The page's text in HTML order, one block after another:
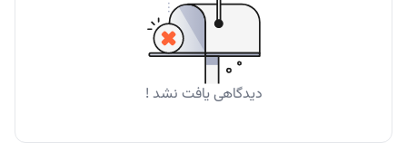
دیدگاهی یافت نشد !